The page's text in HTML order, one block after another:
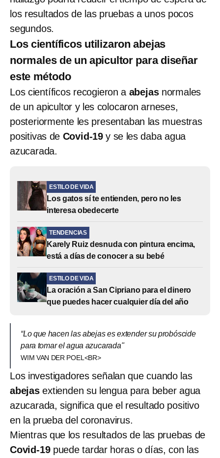
los resultados de las pruebas a unos pocos
segundos.
Los científicos utilizaron abejas
normales de un apicultor para diseñar
este método
Los científicos recogieron a abejasnormales
de un apicultor y les colocaron arneses,
posteriormente les presentaban las muestras
positivas de Covid-19 y se les daba agua
azucarada.
ESTILO DE VIDA
Los gatos sí te entienden, pero no les
interesa obedecerte
TENDENCIAS
Karely Ruiz desnuda con pintura encima,
está a días de conocer a su bebé
ESTILO DE VIDA
La oración a San Cipriano para el dinero
que puedes hacer cualquier día del año
“Lo que hacen las abejas es extender su probóscide
para tomar el agua azucarada"
WIM VAN DER POEL<BR>
Los investigadores señalan que cuando las
abejasextienden su lengua para beber agua
azucarada, significa que el resultado positivo
en la prueba del coronavirus.
Mientras que los resultados de las pruebas de
Covid-19puede tardar horas o días, con las